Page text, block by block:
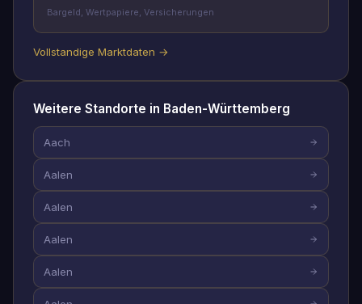
Bargeld, Wertpapiere, Versicherungen
Vollstandige Marktdaten →
Weitere Standorte in Baden-Württemberg
Aach
Aalen
Aalen
Aalen
Aalen